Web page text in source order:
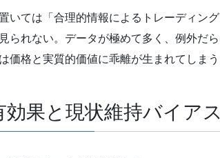
いては「合理的情報によるトレーディン
られない。データが極めて多く、例外だ
価格と実質的価値に乖離が生まれてしまう
果と現状維持バイアス